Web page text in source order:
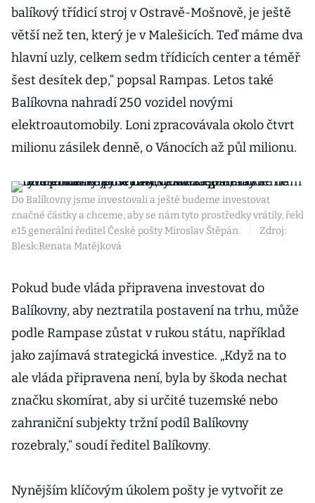
balíkový třídicí stroj v Ostravě-Mošnově, je ještě
větší než ten, který je v Malešicích. Teď máme dva
hlavní uzly, celkem sedm třídicích center a téměř
šest desítek dep,“ popsal Rampas. Letos také
Balíkovna nahradí 250 vozidel novými
elektroautomobily. Loni zpracovávala okolo čtvrt
milionu zásilek denně, o Vánocích až půl milionu.
Do Balíkovny jsme investovali a ještě budeme investovat
značné částky a chceme, aby se nám tyto prostředky vrátily, řekl
e15 generální ředitel České pošty Miroslav Štěpán.
Zdroj:
Blesk:Renata Matějková
Pokud bude vláda připravena investovat do
Balíkovny, aby neztratila postavení na trhu, může
podle Rampase zůstat v rukou státu, například
jako zajímavá strategická investice. „Když na to
ale vláda připravena není, byla by škoda nechat
značku skomírat, aby si určité tuzemské nebo
zahraniční subjekty tržní podíl Balíkovny
rozebraly,“ soudí ředitel Balíkovny.
Nynějším klíčovým úkolem pošty je vytvořit ze